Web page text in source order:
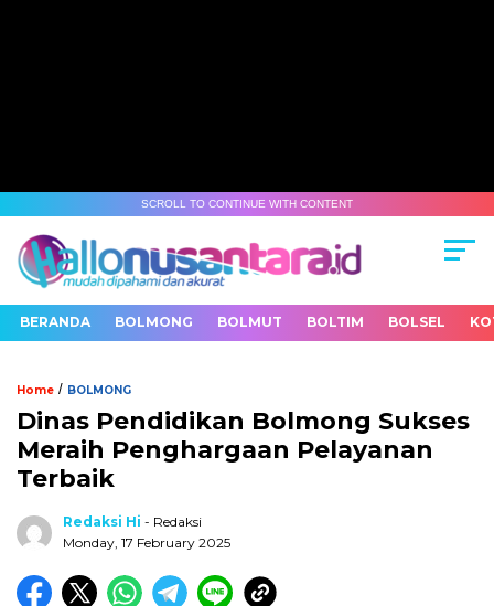
SCROLL TO CONTINUE WITH CONTENT
BERANDA BOLMONG BOLMUT BOLTIM BOLSEL
Home / BOLMONG
Dinas Pendidikan Bolmong Sukses
Meraih Penghargaan Pelayanan
Terbaik
Redaksi Hi - Redaksi
Monday, 17 February 2025